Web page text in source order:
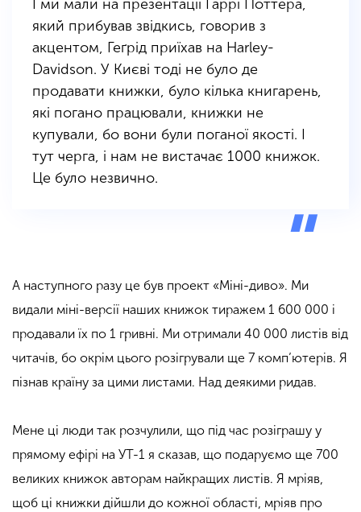
І ми мали на презентації Гаррі Поттера,
який прибував звідкись, говорив з
акцентом, Геґрід приїхав на Harley-
Davidson. У Києві тоді не було де
продавати книжки, було кілька книгарень,
які погано працювали, книжки не
купували, бо вони були поганої якості. І
тут черга, і нам не вистачає 1000 книжок.
Це було незвично.
А наступного разу це був проект «Міні-диво». Ми
видали міні-версії наших книжок тиражем 1 600 000 і
продавали їх по 1 гривні. Ми отримали 40 000 листів від
читачів, бо окрім цього розігрували ще 7 комп’ютерів. Я
пізнав країну за цими листами. Над деякими ридав.
Мене ці люди так розчулили, що під час розіграшу у
прямому ефірі на УТ-1 я сказав, що подаруємо ще 700
великих книжок авторам найкращих листів. Я мріяв,
щоб ці книжки дійшли до кожної області, мріяв про